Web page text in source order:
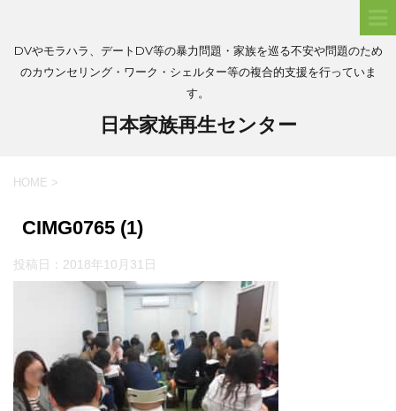
DVやモラハラ、デートDV等の暴力問題・家族を巡る不安や問題のため
のカウンセリング・ワーク・シェルター等の複合的支援を行っていま
す。
日本家族再生センター
HOME >
CIMG0765 (1)
投稿日： 2018年10月31日